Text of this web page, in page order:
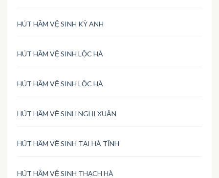
HÚT HẦM VỆ SINH KỲ ANH
HÚT HẦM VỆ SINH LỘC HÀ
HÚT HẦM VỆ SINH LỘC HÀ
HÚT HẦM VỆ SINH NGHI XUÂN
HÚT HẦM VỆ SINH TẠI HÀ TĨNH
HÚT HẦM VỆ SINH THẠCH HÀ